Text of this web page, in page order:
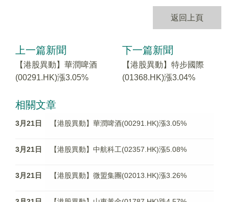
返回上頁
上一篇新聞
【港股異動】華潤啤酒
(00291.HK)漲3.05%
下一篇新聞
【港股異動】特步國際
(01368.HK)漲3.04%
相關文章
3月21日 【港股異動】華潤啤酒(00291.HK)漲3.05%
3月21日 【港股異動】中航科工(02357.HK)漲5.08%
3月21日 【港股異動】微盟集團(02013.HK)漲3.26%